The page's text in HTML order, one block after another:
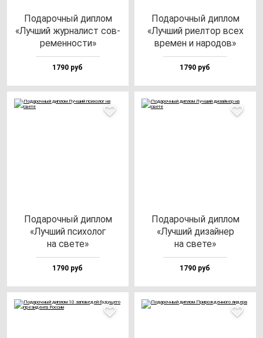
Пода­роч­ный дип­лом
«Луч­ший жур­на­лист сов­
ре­мен­нос­ти»
1790 руб
Пода­роч­ный дип­лом
«Луч­ший ри­ел­тор всех
вре­мен и на­ро­дов»
1790 руб
Пода­роч­ный дип­лом
«Луч­ший пси­хо­лог
на све­те»
1790 руб
Пода­роч­ный дип­лом
«Луч­ший ди­зай­нер
на све­те»
1790 руб